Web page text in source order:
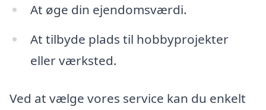
At øge din ejendomsværdi.
At tilbyde plads til hobbyprojekter
eller værksted.
Ved at vælge vores service kan du enkelt